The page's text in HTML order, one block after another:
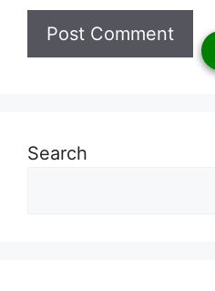
Search